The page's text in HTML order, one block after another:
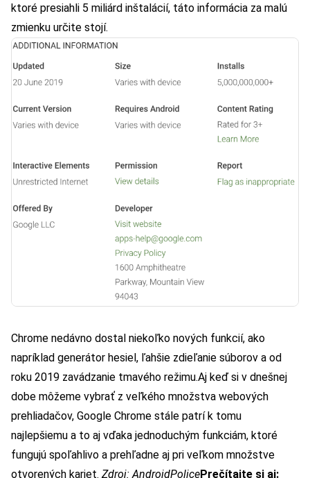
ktoré presiahli 5 miliárd inštalácií, táto informácia za malú
zmienku určite stojí.
Chrome nedávno dostal niekoľko nových funkcií, ako
napríklad generátor hesiel, ľahšie zdieľanie súborov a od
roku 2019 zavádzanie tmavého režimu.Aj keď si v dnešnej
dobe môžeme vybrať z veľkého množstva webových
prehliadačov, Google Chrome stále patrí k tomu
najlepšiemu a to aj vďaka jednoduchým funkciám, ktoré
fungujú spoľahlivo a prehľadne aj pri veľkom množstve
otvorených kariet. Zdroj:AndroidPolicePrečítajte si aj: